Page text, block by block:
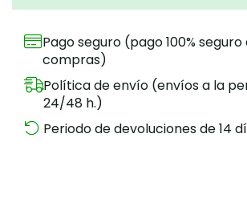
Pago seguro (pago 100%
compras)
Política de envío (envíos a la
24/48 h.)
Periodo de devoluciones de 14